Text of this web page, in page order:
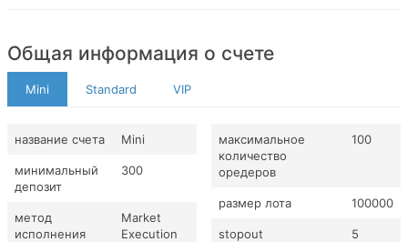
Общая информация о счете
Mini Standard VIP
название счета Mini
минимальный
депозит
300
метод
исполнения
Market
Execution
максимальное
количество
оредеров
100
размер лота 100000
stopout 5